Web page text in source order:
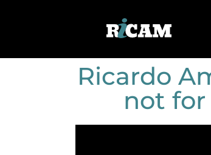
Ricardo
not for